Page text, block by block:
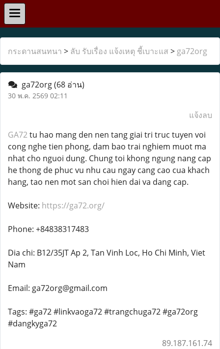
กระดานสนทนา > ลับ รับเรื่อง แจ้งเหตุ ชี้เบาะแส > ga72org
ga72org(68 อ่าน)
30 พ.ค. 2569 02:11
แจ้งลบ
GA72tu hao mang den nen tang giai tri truc tuyen voi
cong nghe tien phong, dam bao trai nghiem muot ma
nhat cho nguoi dung. Chung toi khong ngung nang cap
he thong de phuc vu nhu cau ngay cang cao cua khach
hang, tao nen mot san choi hien dai va dang cap.
Website: https://ga72.org/
Phone: +84838317483
Dia chi: B12/35JT Ap 2, Tan Vinh Loc, Ho Chi Minh, Viet
Nam
Email: ga72org@gmail.com
Tags: #ga72 #linkvaoga72 #trangchuga72 #ga72org
#dangkyga72
89.187.161.74